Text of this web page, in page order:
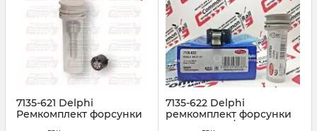
7135-621 Delphi
Ремкомплект форсунки
7135-622 Delphi
ремкомплект форсунки
R03902D KIA/HYUNDAI 2.9